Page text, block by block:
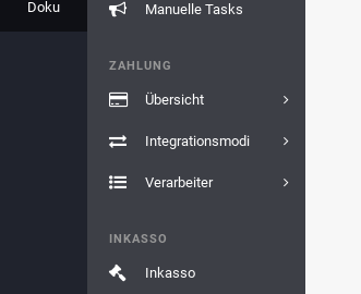
Doku Manuelle Tasks
ZAHLUNG
Übersicht
Integrationsmodi
Verarbeiter
INKASSO
Inkasso